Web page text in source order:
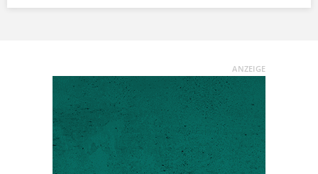
ANZEIGE